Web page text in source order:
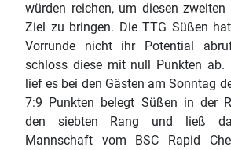
würden reichen, um diesen
Ziel zu bringen. Die TTG Süßen
Vorrunde nicht ihr Potential
schloss diese mit null Punkten ab.
lief es bei den Gästen am Sonntag
7:9 Punkten belegt Süßen in der
den siebten Rang und ließ
Mannschaft vom BSC Rapid